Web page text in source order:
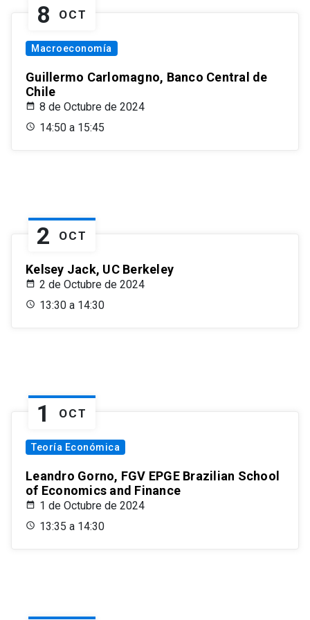
8 OCT
Macroeconomía
Guillermo Carlomagno, Banco Central de
Chile
8 de Octubre de 2024
14:50 a 15:45
2 OCT
Kelsey Jack, UC Berkeley
2 de Octubre de 2024
13:30 a 14:30
1 OCT
Teoría Económica
Leandro Gorno, FGV EPGE Brazilian School
of Economics and Finance
1 de Octubre de 2024
13:35 a 14:30